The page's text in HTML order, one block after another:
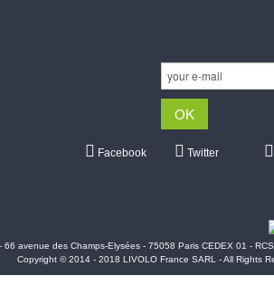
Facebook Twitter
66 avenue des Champs-Elysées - 75058 Paris CEDEX 01 -
Copyright © 2014 - 2018 LIVOLO France SARL - All Rights